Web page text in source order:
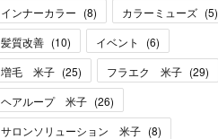
インナーカラー (8) カラーミューズ (5)
髪質改善 (10) イベント (6)
増毛 米子 (25) フラエク 米子 (29)
ヘアループ 米子 (26)
サロンソリューション 米子 (8)